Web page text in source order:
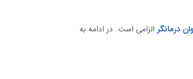
درمانگر الزامی است. در ادامه به